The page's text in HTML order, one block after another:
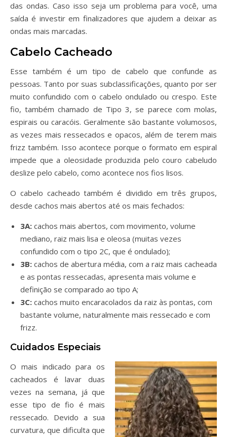
das ondas. Caso isso seja um problema para você, uma
saída é investir em finalizadores que ajudem a deixar as
ondas mais marcadas.
Cabelo Cacheado
Esse também é um tipo de cabelo que confunde as
pessoas. Tanto por suas subclassificações, quanto por ser
muito confundido com o cabelo ondulado ou crespo. Este
fio, também chamado de Tipo 3, se parece com molas,
espirais ou caracóis. Geralmente são bastante volumosos,
as vezes mais ressecados e opacos, além de terem mais
frizz também. Isso acontece porque o formato em espiral
impede que a oleosidade produzida pelo couro cabeludo
deslize pelo cabelo, como acontece nos fios lisos.
O cabelo cacheado também é dividido em três grupos,
desde cachos mais abertos até os mais fechados:
3A: cachos mais abertos, com movimento, volume
mediano, raiz mais lisa e oleosa (muitas vezes
confundido com o tipo 2C, que é ondulado);
3B: cachos de abertura média, com a raiz mais cacheada
e as pontas ressecadas, apresenta mais volume e
definição se comparado ao tipo A;
3C: cachos muito encaracolados da raiz às pontas, com
bastante volume, naturalmente mais ressecado e com
frizz.
Cuidados Especiais
O mais indicado para os
cacheados é lavar duas
vezes na semana, já que
esse tipo de fio é mais
ressecado. Devido a sua
curvatura, que dificulta que